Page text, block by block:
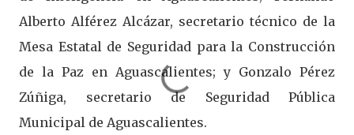
Alberto Alférez Alcázar, secretario técnico de la
Mesa Estatal de Seguridad para la Construcción
de la Paz en Aguascalientes; y Gonzalo Pérez
Zúñiga, secretario de Seguridad Pública
Municipal de Aguascalientes.